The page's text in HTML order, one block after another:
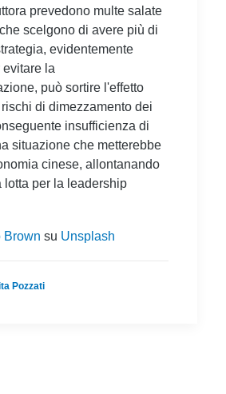
prevedono multe salate
scelgono di avere più di
evidentemente
evitare la
può sortire l'effetto
di dimezzamento dei
insufficienza di
situazione che metterebbe
cinese, allontanando
lotta per la leadership
Brown su Unsplash
Pozzati